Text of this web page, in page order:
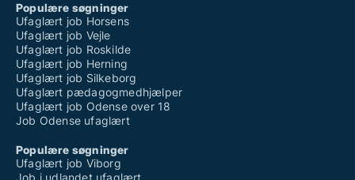
Populære søgninger
Ufaglært job Horsens
Ufaglært job Vejle
Ufaglært job Roskilde
Ufaglært job Herning
Ufaglært job Silkeborg
Ufaglært pædagogmedhjælper
Ufaglært job Odense over 18
Job Odense ufaglært
Populære søgninger
Ufaglært job Viborg